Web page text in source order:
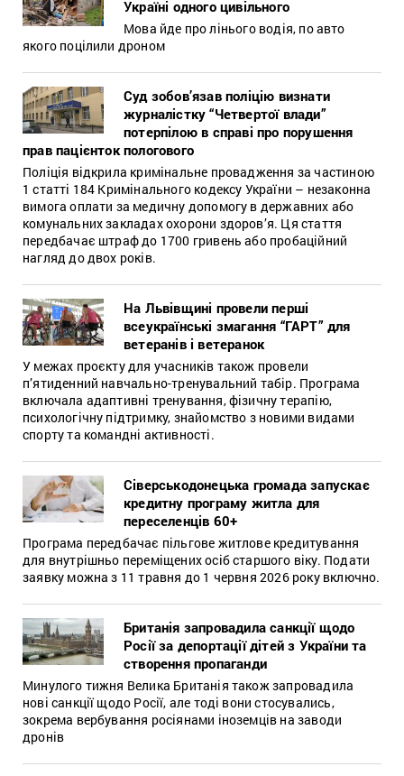
Україні одного цивільного
Мова йде про лінього водія, по авто
якого поцілили дроном
Суд зобов’язав поліцію визнати
журналістку “Четвертої влади”
потерпілою в справі про порушення
прав пацієнток пологового
Поліція відкрила кримінальне провадження за частиною
1 статті 184 Кримінального кодексу України – незаконна
вимога оплати за медичну допомогу в державних або
комунальних закладах охорони здоров’я. Ця стаття
передбачає штраф до 1700 гривень або пробаційний
нагляд до двох років.
На Львівщині провели перші
всеукраїнські змагання “ГАРТ” для
ветеранів і ветеранок
У межах проєкту для учасників також провели
п’ятиденний навчально-тренувальний табір. Програма
включала адаптивні тренування, фізичну терапію,
психологічну підтримку, знайомство з новими видами
спорту та командні активності.
Сіверськодонецька громада запускає
кредитну програму житла для
переселенців 60+
Програма передбачає пільгове житлове кредитування
для внутрішньо переміщених осіб старшого віку. Подати
заявку можна з 11 травня до 1 червня 2026 року включно.
Британія запровадила санкції щодо
Росії за депортації дітей з України та
створення пропаганди
Минулого тижня Велика Британія також запровадила
нові санкції щодо Росії, але тоді вони стосувались,
зокрема вербування росіянами іноземців на заводи
дронів